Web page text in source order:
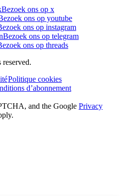
Bezoek ons op x
ons op youtube
ons op instagram
Bezoek ons op telegram
ons op threads
Politique cookies
d’abonnement
and the Google Privacy